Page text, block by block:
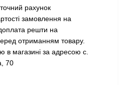
рахунок
замовлення на
решти на
отриманням товару.
в магазині за адресою с.
70